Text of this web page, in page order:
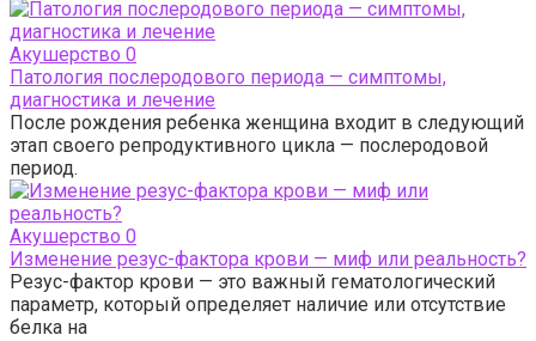
Акушерство 0
Патология послеродового периода — симптомы,
диагностика и лечение
После рождения ребенка женщина входит в следующий
этап своего репродуктивного цикла — послеродовой
период.
Акушерство 0
Изменение резус-фактора крови — миф или реальность?
Резус-фактор крови — это важный гематологический
параметр, который определяет наличие или отсутствие
белка на